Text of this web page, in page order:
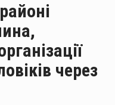
через